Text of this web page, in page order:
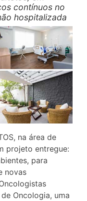
contínuos no
hospitalizada
na área de
projeto entregue:
para
novas
Oncologia, uma